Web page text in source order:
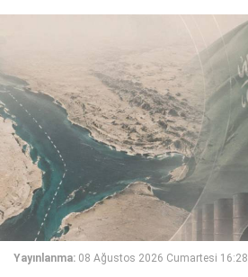
Yayınlanma: 08 Ağustos 2026 Cumartesi 16:28